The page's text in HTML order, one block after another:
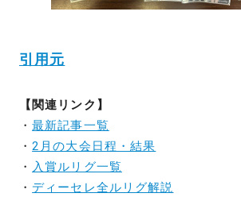
引用元
【関連リンク】
・最新記事一覧
・2月の大会日程・結果
・ 入賞ルリグ一覧
・ ディーセレ全ルリグ解説